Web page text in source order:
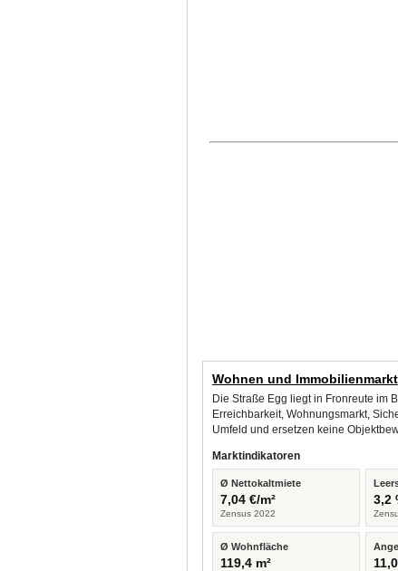
Wohnen und Immobilienmarkt
Die Straße Egg liegt in Fronreute im
Erreichbarkeit, Wohnungsmarkt,
Umfeld und ersetzen keine
Marktindikatoren
Ø Nettokaltmiete
7,04 €/m²
Zensus 2022
3,2
Ø Wohnfläche
119,4 m²